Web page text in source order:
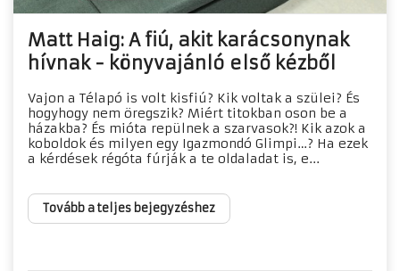
Matt Haig: A fiú, akit karácsonynak
hívnak - könyvajánló első kézből
Vajon a Télapó is volt kisfiú? Kik voltak a szülei? És
hogyhogy nem öregszik? Miért titokban oson be a
házakba? És mióta repülnek a szarvasok?! Kik azok a
koboldok és milyen egy Igazmondó Glimpi…? Ha ezek
a kérdések régóta fúrják a te oldaladat is, e...
Tovább a teljes bejegyzéshez